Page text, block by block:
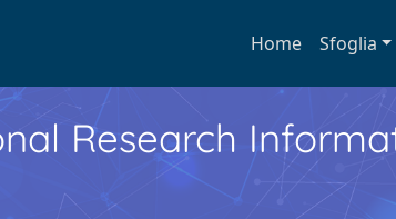
Home Sfoglia
Research